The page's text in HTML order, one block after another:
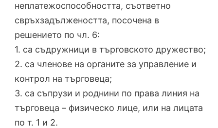
неплатежоспособността, съответно
свръхзадължеността, посочена в
решението по чл. 6:
1. са съдружници в търговското дружество;
2. са членове на органите за управление и
контрол на търговеца;
3. са съпрузи и роднини по права линия на
търговеца – физическо лице, или на лицата
по т. 1 и 2.